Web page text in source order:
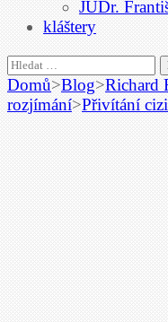
JUDr.
kláštery
Vyhledávání
Domů>Blog>Richard
rozjímání>Přivítání